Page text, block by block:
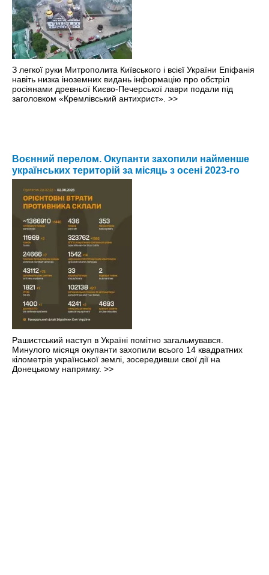
З легкої руки Митрополита Київського і всієї України Епіфанія
навіть низка іноземних видань інформацію про обстріл
росіянами древньої Києво-Печерської лаври подали під
заголовком «Кремлівський антихрист». >>
Воєнний перелом. Окупанти захопили найменше
українських територій за місяць з осені 2023-го
Рашистський наступ в Україні помітно загальмувався.
Минулого місяця окупанти захопили всього 14 квадратних
кілометрів української землі, зосередивши свої дії на
Донецькому напрямку. >>